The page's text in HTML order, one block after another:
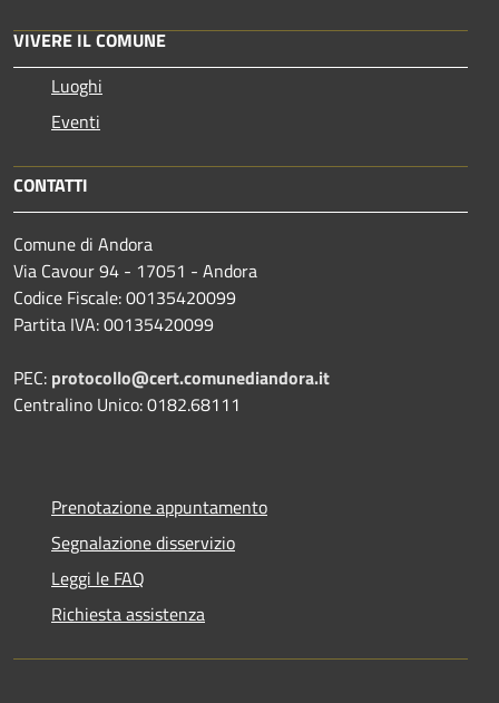
VIVERE IL COMUNE
Luoghi
Eventi
CONTATTI
Comune di Andora
Via Cavour 94 - 17051 - Andora
Codice Fiscale: 00135420099
Partita IVA: 00135420099
PEC: protocollo@cert.comunediandora.it
Centralino Unico: 0182.68111
Prenotazione appuntamento
Segnalazione disservizio
Leggi le FAQ
Richiesta assistenza